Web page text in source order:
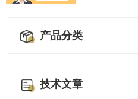
产品分类
技术文章